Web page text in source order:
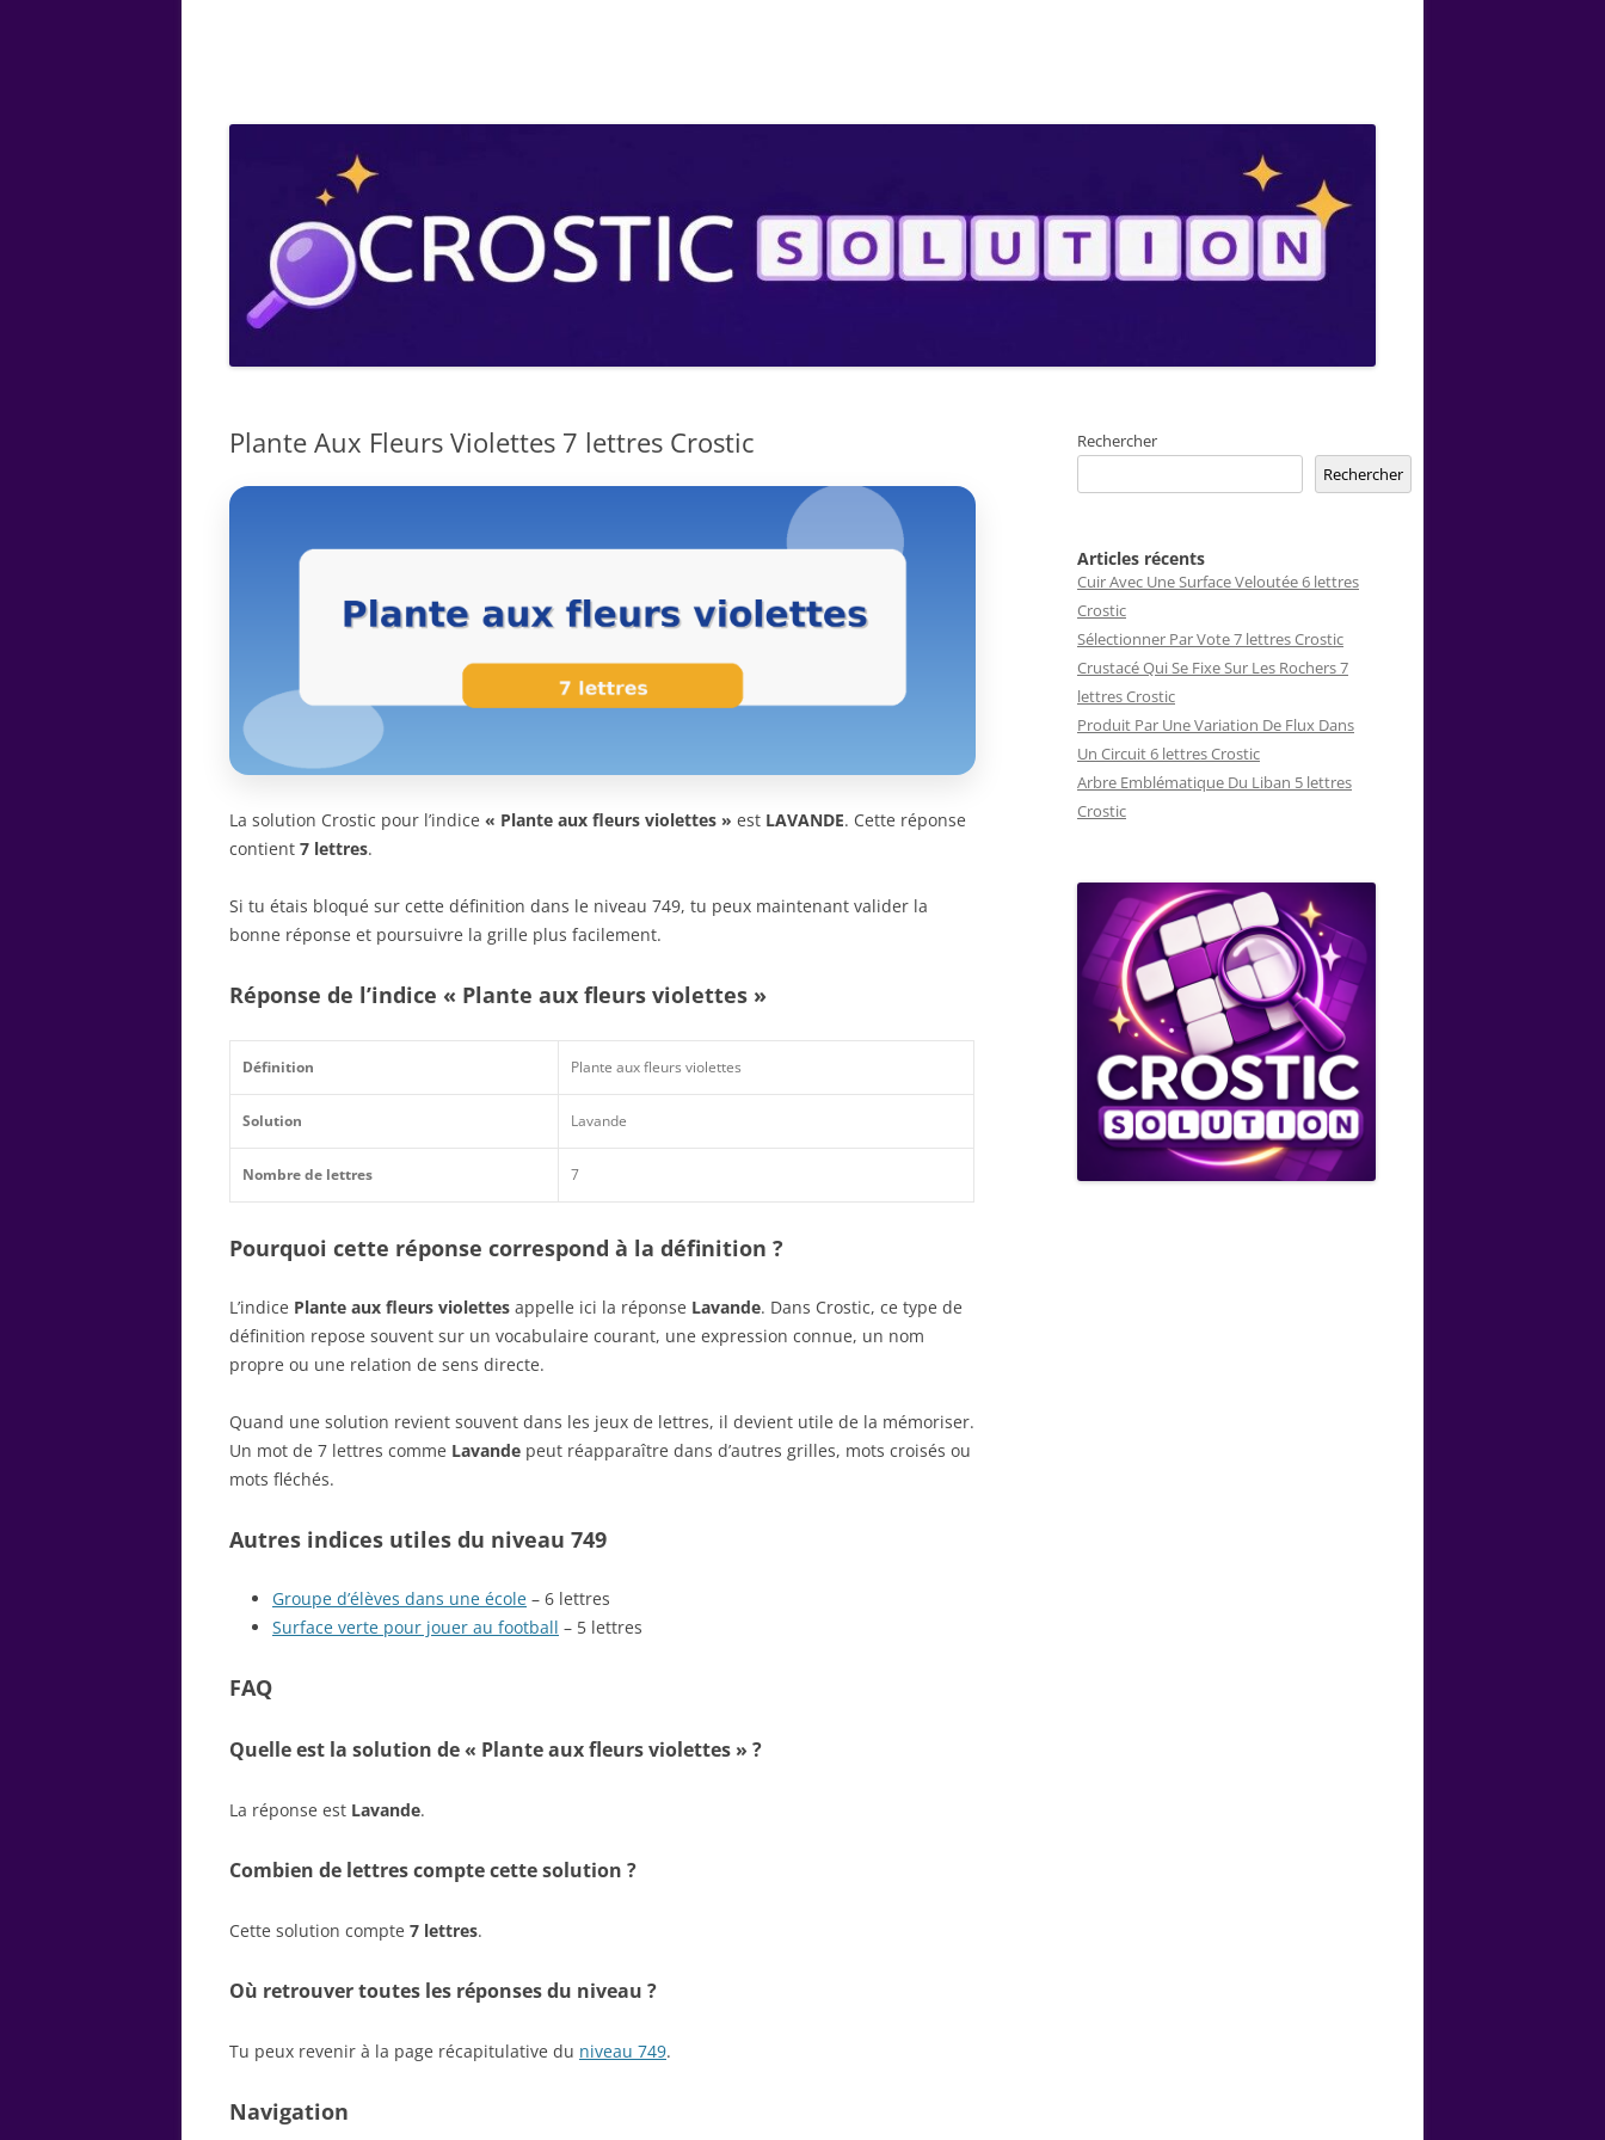
Plante Aux Fleurs Violettes 7 lettres Crostic
La solution Crostic pour l’indice « Plante aux fleurs violettes » est LAVANDE. Cette réponse
contient 7 lettres.
Si tu étais bloqué sur cette définition dans le niveau 749, tu peux maintenant valider la
bonne réponse et poursuivre la grille plus facilement.
Réponse de l’indice « Plante aux fleurs violettes »
Définition Plante aux fleurs violettes
Solution Lavande
Nombre de lettres 7
Pourquoi cette réponse correspond à la définition ?
L’indice Plante aux fleurs violettes appelle ici la réponse Lavande. Dans Crostic, ce type de
définition repose souvent sur un vocabulaire courant, une expression connue, un nom
propre ou une relation de sens directe.
Quand une solution revient souvent dans les jeux de lettres, il devient utile de la mémoriser.
Un mot de 7 lettres comme Lavande peut réapparaître dans d’autres grilles, mots croisés ou
mots fléchés.
Autres indices utiles du niveau 749
Groupe d’élèves dans une école – 6 lettres
Surface verte pour jouer au football – 5 lettres
FAQ
Quelle est la solution de « Plante aux fleurs violettes » ?
La réponse est Lavande.
Combien de lettres compte cette solution ?
Cette solution compte 7 lettres.
Où retrouver toutes les réponses du niveau ?
Tu peux revenir à la page récapitulative du niveau 749.
Navigation
Rechercher
Rechercher
Articles récents
Cuir Avec Une Surface Veloutée 6 lettres
Crostic
Sélectionner Par Vote 7 lettres Crostic
Crustacé Qui Se Fixe Sur Les Rochers 7
lettres Crostic
Produit Par Une Variation De Flux Dans
Un Circuit 6 lettres Crostic
Arbre Emblématique Du Liban 5 lettres
Crostic